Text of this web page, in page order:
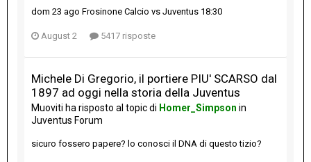
dom 23 ago Frosinone Calcio vs Juventus 18:30
August 2 5417 risposte
Michele Di Gregorio, il portiere PIU' SCARSO dal
1897 ad oggi nella storia della Juventus
Muoviti ha risposto al topic di Homer_Simpson in
Juventus Forum
sicuro fossero papere? lo conosci il DNA di questo tizio?